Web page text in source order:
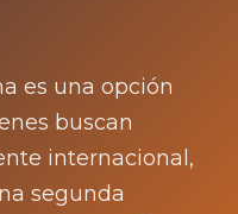
es una opción
buscan
internacional,
segunda